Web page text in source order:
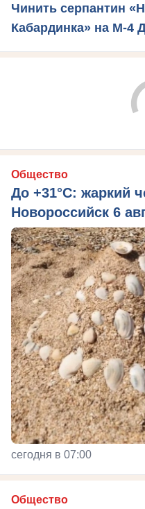
Чинить серпантин
Кабардинка» на М-4
Общество
До +31°C: жаркий
Новороссийск 6
сегодня в 07:00
Общество